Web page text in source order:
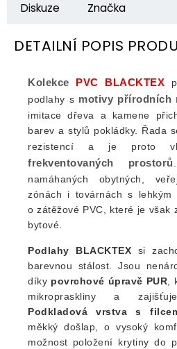
Diskuze Značka
DETAILNÍ POPIS
Kolekce PVC BLACKTEX
podlahy s motivy přírodních
imitace dřeva a kamene
barev a stylů pokládky. Řada
rezistencí a je proto
frekventovaných prostorů
namáhaných obytných,
zónách i továrnách s lehkým
o zátěžové PVC, které je však
bytové.
Podlahy BLACKTEX si
barevnou stálost. Jsou
díky povrchové úpravě PUR,
mikropraskliny a
Podkladová vrstva s
měkký došlap, o vysoký
možnost položení krytiny do